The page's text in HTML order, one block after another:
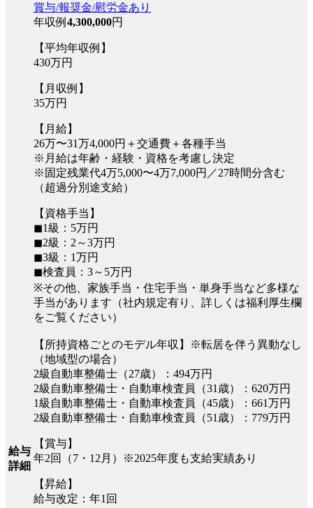
給与
詳細
賞与/報奨金/慰労金あり
年収例 4,300,000円
【平均年収例】
430万円
【月収例】
35万円
【月給】
26万〜31万4,000円＋交通費＋各種手当
※月給は年齢・経験・資格を考慮し決定
※固定残業代4万5,000〜4万7,000円／27時間分含む
（超過分別途支給）
【資格手当】
◼︎1級：5万円
◼︎2級：2～3万円
◼︎3級：1万円
◼︎検査員：3～5万円
※その他、家族手当・住宅手当・単身手当など多様な
手当があります（社内規定有り、詳しくは福利厚生欄
をご覧ください）
【所持資格ごとのモデル年収】※転居を伴う異動なし
（地域型の場合）
2級自動車整備士（27歳）：494万円
2級自動車整備士・自動車検査員（31歳）：620万円
1級自動車整備士・自動車検査員（45歳）：661万円
2級自動車整備士・自動車検査員（51歳）：779万円
【賞与】
年2回（7・12月）※2025年度も支給実績あり
【昇給】
給与改定：年1回